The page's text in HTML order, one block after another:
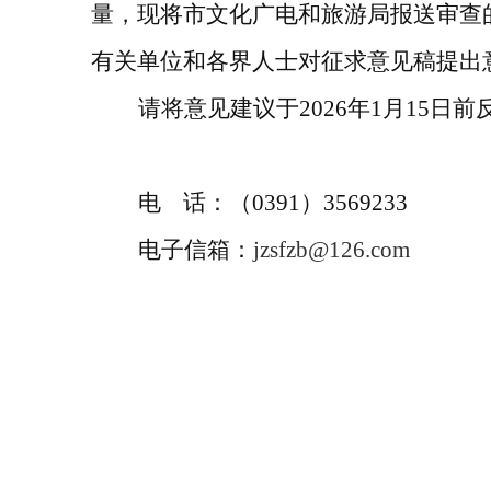
量，现将市文化广电和旅游局报送审查
有关单位和各界人士对征求意见稿提出
请将意见建议于2026年1月 15 日前
电 话： （0391） 3569233
电子信箱 ： jzsfzb@126.com